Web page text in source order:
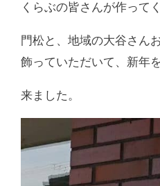
くらぶの皆さんが作って
門松と、地域の大谷さん
飾っていただいて、新年
来ました。